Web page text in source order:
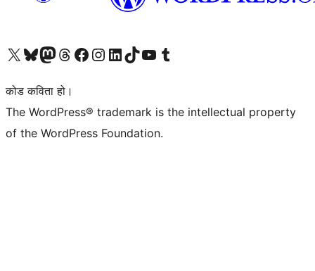
हाम्रो X (पहिले ट्विटर) खातामा जानुहोस्
हाम्रो Bluesky खाता भ्रमण गर्नुहोस्
हाम्रो म्यास्टोडन खाता भ्रमण गर्नुहोस्
हाम्रो थ्रेड्स खातामा जानुहोस्
हाम्रो फेसबुक पेजमा जानुहोस्
हाम्रो इन्स्टाग्राम खातामा जानुहोस्
हाम्रो लिङ्क्डइन खातामा जानुहोस्
हाम्रो TikTok खाता भ्रमण गर्नुहोस्
हाम्रो युट्युब च्यानलमा जानुहोस्
हाम्रो टम्बलर खाता भ्रमण गर्नुहोस्
कोड कविता हो।
The WordPress® trademark is the intellectual property
of the WordPress Foundation.